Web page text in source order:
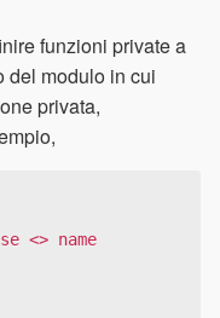
funzioni private a
del modulo in cui
privata,